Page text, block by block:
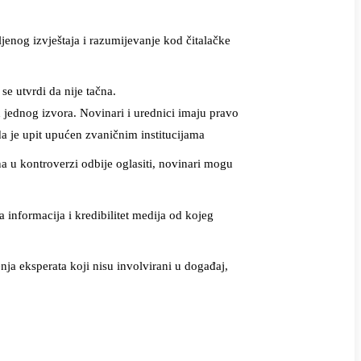
izvještaja i razumijevanje kod čitalačke
utvrdi da nije tačna.
izvora. Novinari i urednici imaju pravo
je upit upućen zvaničnim institucijama
u kontroverzi odbije oglasiti, novinari mogu
informacija i kredibilitet medija od kojeg
eksperata koji nisu involvirani u događaj,